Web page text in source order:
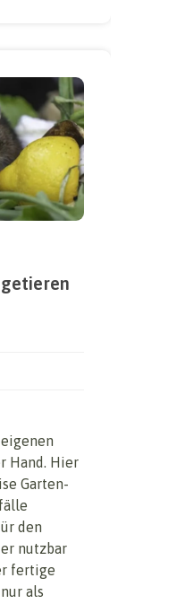
Hand. Hier
Garten-
den
nutzbar
fertige
als